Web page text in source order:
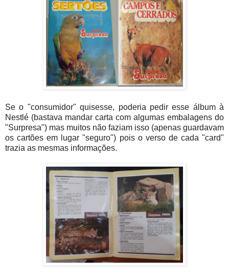
Se o "consumidor" quisesse, poderia pedir esse álbum à
Nestlé (bastava mandar carta com algumas embalagens do
"Surpresa") mas muitos não faziam isso (apenas guardavam
os cartões em lugar "seguro") pois o verso de cada "card"
trazia as mesmas informações.